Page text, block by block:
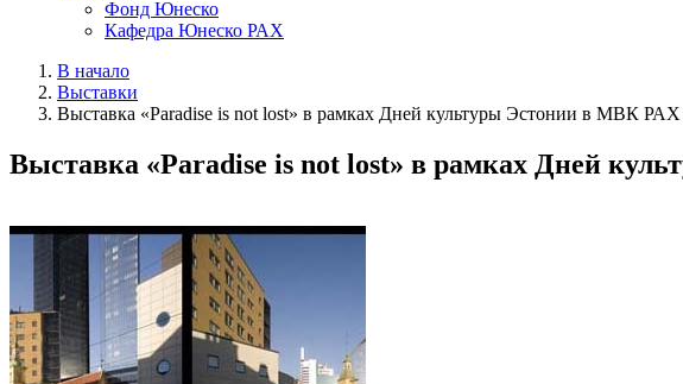
Фонд Юнеско
Кафедра Юнеско РАХ
В начало
Выставки
Выставка «Paradise is not lost» в рамках Дней культуры Эстонии в МВК РАХ
Выставка «Paradise is not lost» в рамках Дней